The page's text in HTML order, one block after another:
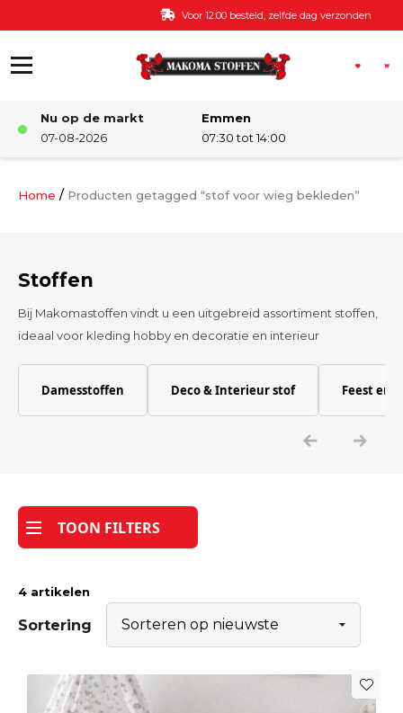
Voor 12:00 besteld, zelfde dag verzonden
Nu op de markt
07-08-2026
Emmen
07:30 tot 14:00
Damesstoffen
Katoen
Tijdpakker stof
Home / Producten getagged “stof voor wieg bekleden”
Stoffen
Bij Makomastoffen vindt u een uitgebreid assortiment stoffen,
ideaal voor kleding hobby en decoratie en interieur
Damesstoffen Deco & Interieur stof Feest en
TOON FILTERS
4 artikelen
Sortering